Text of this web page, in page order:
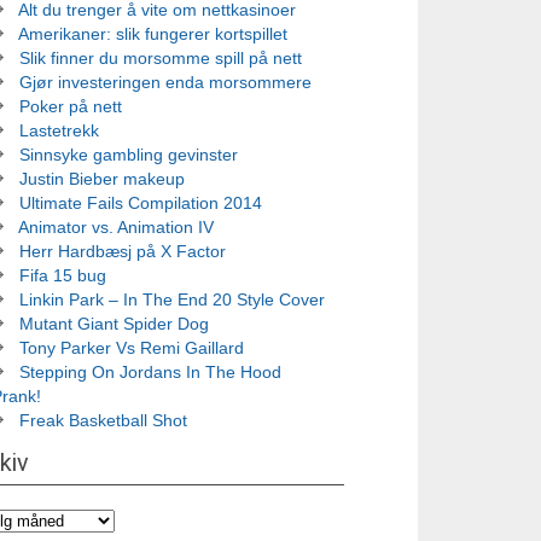
Alt du trenger å vite om nettkasinoer
Amerikaner: slik fungerer kortspillet
Slik finner du morsomme spill på nett
Gjør investeringen enda morsommere
Poker på nett
Lastetrekk
Sinnsyke gambling gevinster
Justin Bieber makeup
Ultimate Fails Compilation 2014
Animator vs. Animation IV
Herr Hardbæsj på X Factor
Fifa 15 bug
Linkin Park – In The End 20 Style Cover
Mutant Giant Spider Dog
Tony Parker Vs Remi Gaillard
Stepping On Jordans In The Hood
Freak Basketball Shot